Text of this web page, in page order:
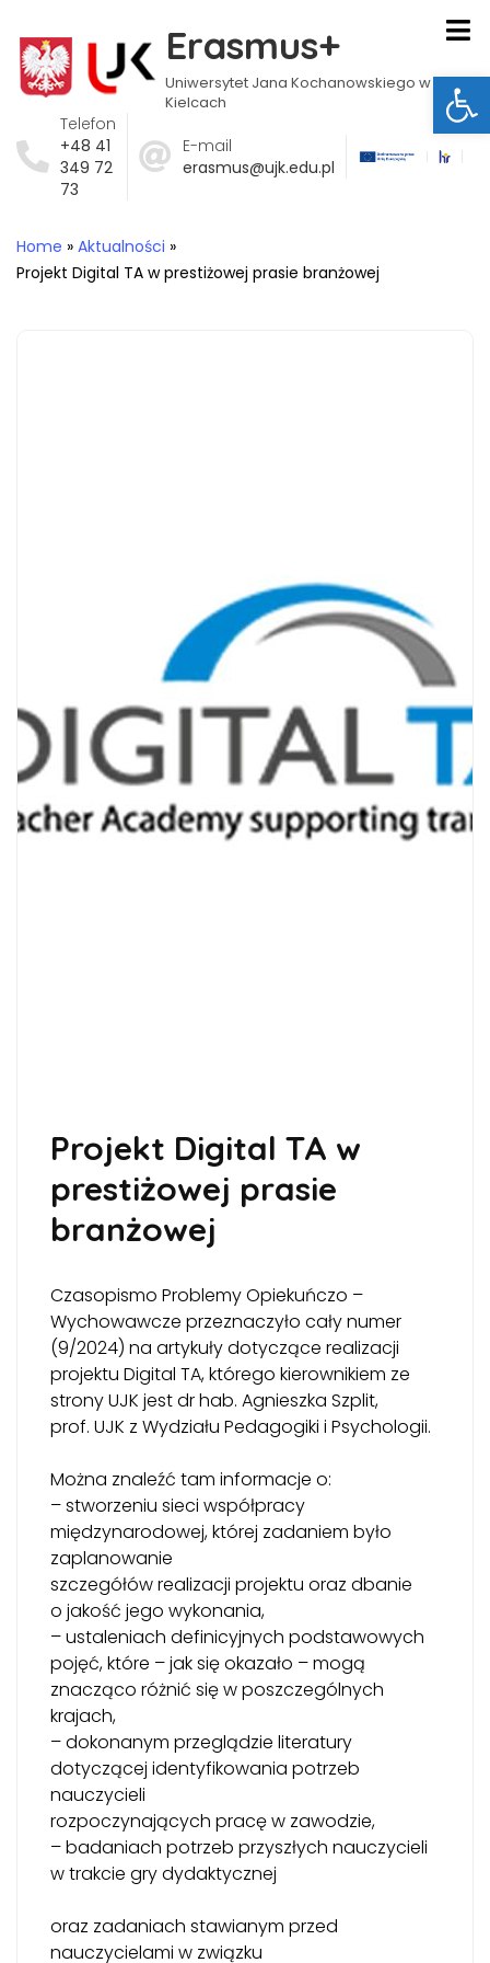
Erasmus+
Uniwersytet Jana Kochanowskiego w
Kielcach
Telefon
+48 41
349 72
73
E-mail
erasmus@ujk.edu.pl
Home » Aktualności »
Projekt Digital TA w prestiżowej prasie branżowej
Projekt Digital TA w
prestiżowej prasie
branżowej
Czasopismo Problemy Opiekuńczo –
Wychowawcze przeznaczyło cały numer
(9/2024) na artykuły dotyczące realizacji
projektu Digital TA, którego kierownikiem ze
strony UJK jest dr hab. Agnieszka Szplit,
prof. UJK z Wydziału Pedagogiki i Psychologii.
Można znaleźć tam informacje o:
– stworzeniu sieci współpracy
międzynarodowej, której zadaniem było
zaplanowanie
szczegółów realizacji projektu oraz dbanie
o jakość jego wykonania,
– ustaleniach definicyjnych podstawowych
pojęć, które – jak się okazało – mogą
znacząco różnić się w poszczególnych
krajach,
– dokonanym przeglądzie literatury
dotyczącej identyfikowania potrzeb
nauczycieli
rozpoczynających pracę w zawodzie,
– badaniach potrzeb przyszłych nauczycieli
w trakcie gry dydaktycznej
oraz zadaniach stawianym przed
nauczycielami w związku